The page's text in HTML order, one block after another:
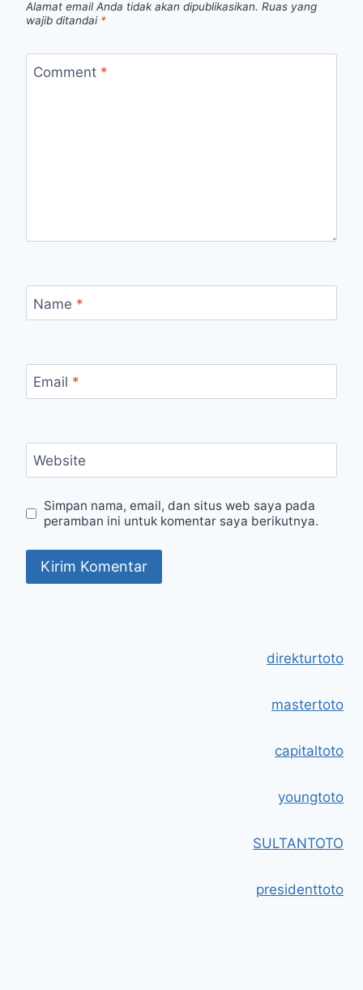
Alamat email Anda tidak akan dipublikasikan. Ruas yang
wajib ditandai *
Comment *
Name *
Email *
Website
Simpan nama, email, dan situs web saya pada
peramban ini untuk komentar saya berikutnya.
direkturtoto
mastertoto
capitaltoto
youngtoto
SULTANTOTO
presidenttoto